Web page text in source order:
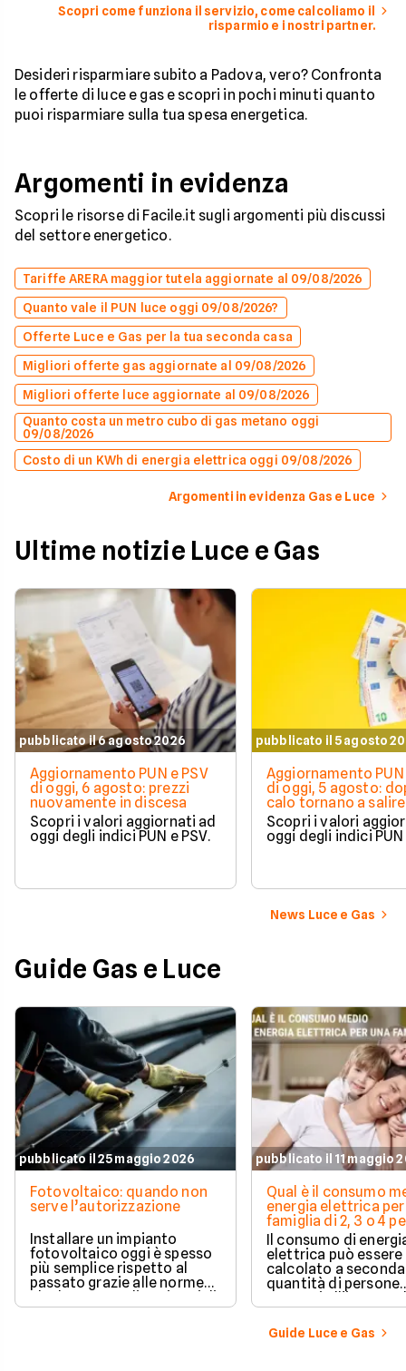
Scopri come funziona il servizio, come calcoliamo il
risparmio e i nostri partner.
Desideri risparmiare subito a Padova, vero? Confronta
le offerte di luce e gas e scopri in pochi minuti quanto
puoi risparmiare sulla tua spesa energetica.
Argomenti in evidenza
Scopri le risorse di Facile.it sugli argomenti più discussi
del settore energetico.
Tariffe ARERA maggior tutela aggiornate al 09/08/2026
Quanto vale il PUN luce oggi 09/08/2026?
Offerte Luce e Gas per la tua seconda casa
Migliori offerte gas aggiornate al 09/08/2026
Migliori offerte luce aggiornate al 09/08/2026
Quanto costa un metro cubo di gas metano oggi
09/08/2026
Costo di un KWh di energia elettrica oggi 09/08/2026
Argomenti in evidenza Gas e Luce
Ultime notizie Luce e Gas
pubblicato il 6 agosto 2026
Aggiornamento PUN e PSV
di oggi, 6 agosto: prezzi
nuovamente in discesa
Scopri i valori aggiornati ad
oggi degli indici PUN e PSV.
pubblicato il 5 agosto
Aggiornamento PUN
di oggi, 5 agosto:
calo tornano a
Scopri i valori
oggi degli indici PUN
News Luce e Gas
Guide Gas e Luce
pubblicato il 25 maggio 2026
Fotovoltaico: quando non
serve l’autorizzazione
Installare un impianto
fotovoltaico oggi è spesso
più semplice rispetto al
passato grazie alle norme
che hanno ampliato i casi di
edilizia libera.
pubblicato il 11 maggio
Qual è il consumo
energia elettrica per
famiglia di 2, 3 o 4
Il consumo di
elettrica può essere
calcolato a
quantità di persone
presenti all'interno
determinato
numerosi i fattori
influenzano questo
Guide Luce e Gas